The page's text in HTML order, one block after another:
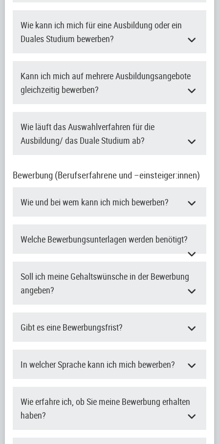
Wie kann ich mich für eine Ausbildung oder ein
Duales Studium bewerben?
Kann ich mich auf mehrere Ausbildungsangebote
gleichzeitig bewerben?
Wie läuft das Auswahlverfahren für die
Ausbildung/ das Duale Studium ab?
Bewerbung (Berufserfahrene und –einsteiger:innen)
Wie und bei wem kann ich mich bewerben?
Welche Bewerbungsunterlagen werden benötigt?
Soll ich meine Gehaltswünsche in der Bewerbung
angeben?
Gibt es eine Bewerbungsfrist?
In welcher Sprache kann ich mich bewerben?
Wie erfahre ich, ob Sie meine Bewerbung erhalten
haben?